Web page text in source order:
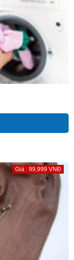
Giá : 99,999 VNĐ